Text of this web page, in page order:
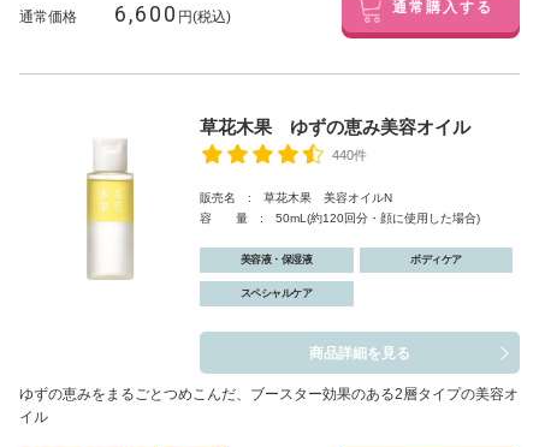
通常価格 6,600 円(税込) 通常購入する
草花木果 ゆずの恵み美容オイル
440件
販売名 : 草花木果 美容オイルN
容 量 : 50mL(約120回分・顔に使用した場合)
美容液・保湿液 ボディケア
スペシャルケア
商品詳細を見る
ゆずの恵みをまるごとつめこんだ、ブースター効果のある2層タイプの美容オ
イル